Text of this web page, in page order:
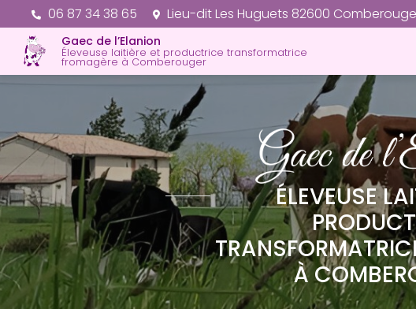
au
contenu
principal
06 87 34 38 65 Lieu-dit Les Huguets 82600
Gaec de l’Elanion
Éleveuse laitière et productrice transformatrice
fromagère à Comberouger
ÉLEVEUSE
À